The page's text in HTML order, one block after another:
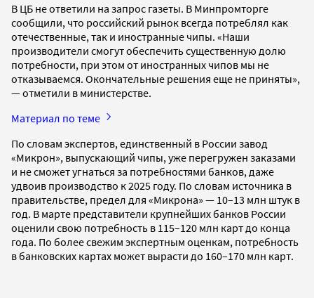
В ЦБ не ответили на запрос газеты. В Минпромторге
сообщили, что российский рынок всегда потреблял как
отечественные, так и иностранные чипы. «Наши
производители смогут обеспечить существенную долю
потребности, при этом от иностранных чипов мы не
отказываемся. Окончательные решения еще не приняты»,
— отметили в министерстве.
Материал по теме
По словам экспертов, единственный в России завод
«Микрон», выпускающий чипы, уже перегружен заказами
и не сможет угнаться за потребностями банков, даже
удвоив производство к 2025 году. По словам источника в
правительстве, предел для «Микрона» — 10–13 млн штук в
год. В марте представители крупнейших банков России
оценили свою потребность в 115–120 млн карт до конца
года. По более свежим экспертным оценкам, потребность
в банковских картах может вырасти до 160–170 млн карт.